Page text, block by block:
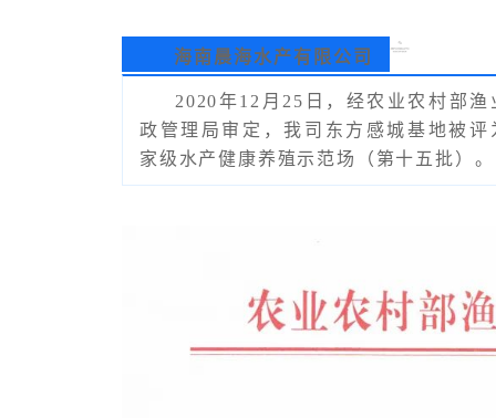
海南晨海水产有限公司
2020年12月25日，经农业农村部渔
政管理局审定，我司东方感城基地被评
家级水产健康养殖示范场（第十五批）。